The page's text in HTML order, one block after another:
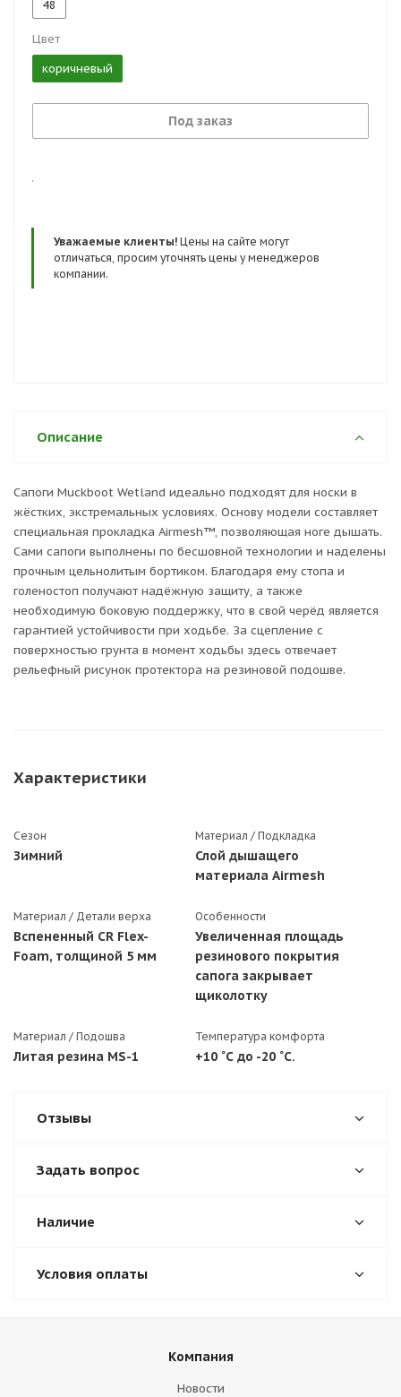
48
Цвет
коричневый
Под заказ
.
Уважаемые клиенты! Цены на сайте могут
отличаться, просим уточнять цены у менеджеров
компании.
Описание
Сапоги Muckboot Wetland идеально подходят для носки в
жёстких, экстремальных условиях. Основу модели составляет
специальная прокладка Airmesh™, позволяющая ноге дышать.
Сами сапоги выполнены по бесшовной технологии и наделены
прочным цельнолитым бортиком. Благодаря ему стопа и
голеностоп получают надёжную защиту, а также
необходимую боковую поддержку, что в свой черёд является
гарантией устойчивости при ходьбе. За сцепление с
поверхностью грунта в момент ходьбы здесь отвечает
рельефный рисунок протектора на резиновой подошве.
Характеристики
Сезон
Зимний
Материал / Подкладка
Слой дышащего
материала Airmesh
Материал / Детали верха
Вспененный CR Flex-
Foam, толщиной 5 мм
Особенности
Увеличенная площадь
резинового покрытия
сапога закрывает
щиколотку
Материал / Подошва
Литая резина MS-1
Температура комфорта
+10 ˚С до -20 ˚С.
Отзывы
Задать вопрос
Наличие
Условия оплаты
Компания
Новости